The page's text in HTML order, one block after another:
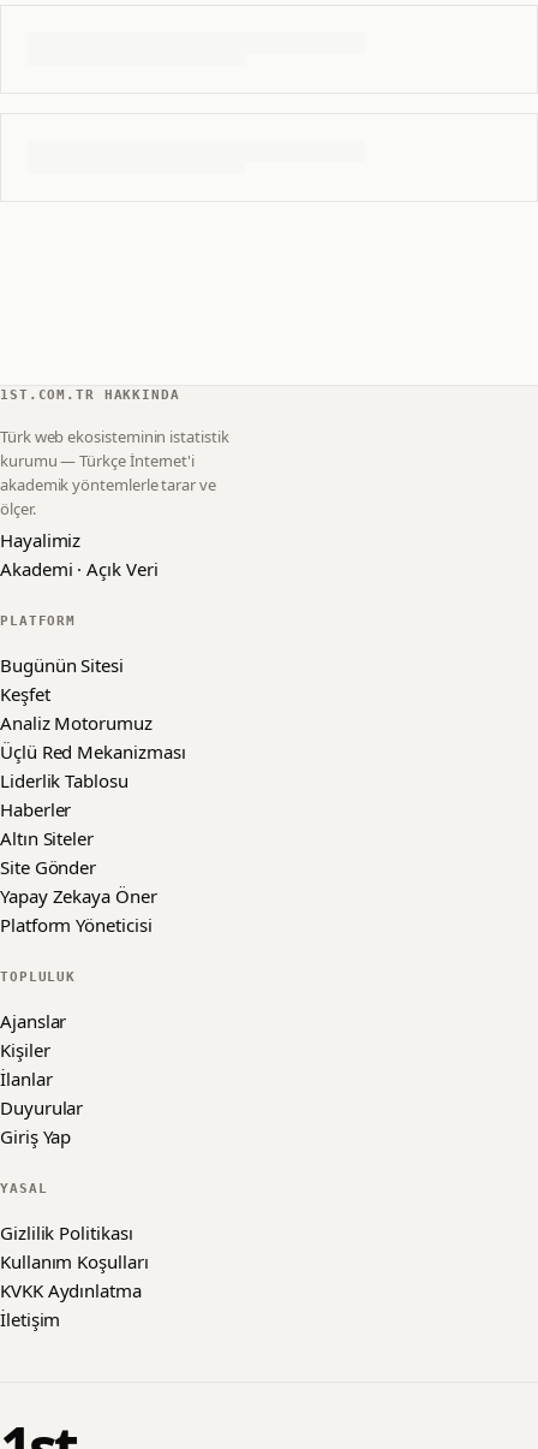
1ST.COM.TR HAKKINDA
Türk web ekosisteminin istatistik
kurumu — Türkçe İnternet'i
akademik yöntemlerle tarar ve
ölçer.
Hayalimiz
Akademi · Açık Veri
PLATFORM
Bugünün Sitesi
Keşfet
Analiz Motorumuz
Üçlü Red Mekanizması
Liderlik Tablosu
Haberler
Altın Siteler
Site Gönder
Yapay Zekaya Öner
Platform Yöneticisi
TOPLULUK
Ajanslar
Kişiler
İlanlar
Duyurular
Giriş Yap
YASAL
Gizlilik Politikası
Kullanım Koşulları
KVKK Aydınlatma
İletişim